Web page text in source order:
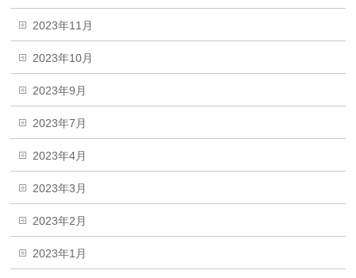
2023年11月
2023年10月
2023年9月
2023年7月
2023年4月
2023年3月
2023年2月
2023年1月